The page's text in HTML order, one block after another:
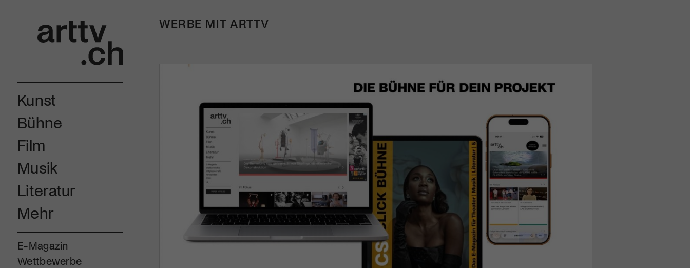
Kunst
Bühne
Film
Musik
Literatur
Mehr
E-Magazin
Wettbewerbe
WERBE MIT ARTTV